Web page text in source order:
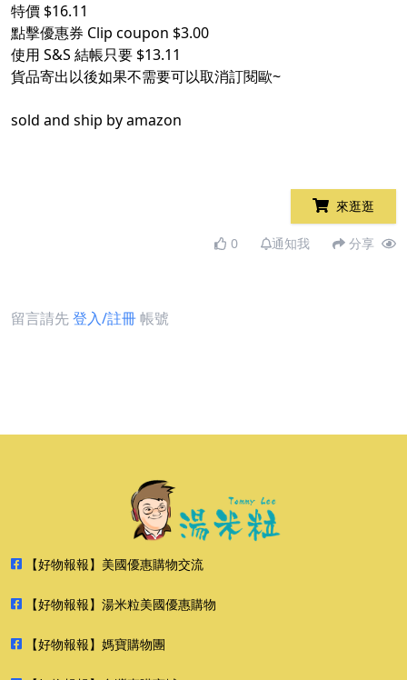
特價 $16.11
點擊優惠券 Clip coupon $3.00
使用 S&S 結帳只要 $13.11
貨品寄出以後如果不需要可以取消訂閱歐~
sold and ship by amazon
來逛逛
0 通知我 分享
留言請先登入/註冊帳號
【好物報報】美國優惠購物交流
【好物報報】湯米粒美國優惠購物
【好物報報】媽寶購物團